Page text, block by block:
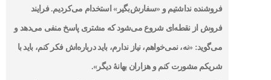
فروشنده نداشتیم و «سفارش‌بگیر» استخدام می‌کردیم. فرایند
فروش از نقطه‌ای شروع می‌شود که مشتری پاسخ منفی می‌دهد و
می‌گوید: «نه، نمی‌خواهم، نیاز ندارم، باید درباره‌اش فکر‌ کنم، باید با
شریکم مشورت کنم و هزاران بهانۀ دیگر».